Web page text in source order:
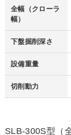
全幅（クローラ
幅）
下盤掘削深さ
設備重量
切削動力
SLB-300S型（